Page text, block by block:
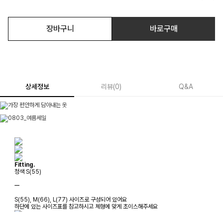
장바구니 바로구매
상세정보 리뷰(0) Q&A
Fitting.
청색 S(55)
ㅡ
S(55), M(66), L(77) 사이즈로 구성되어 있어요
하단에 있는 사이즈표를 참고하시고 체형에 맞게 초이스해주세요